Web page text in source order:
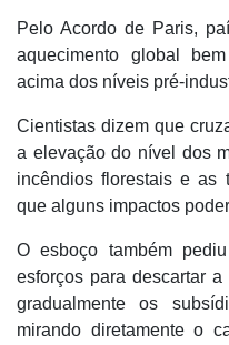
Pelo Acordo de Paris,
aquecimento global
acima dos níveis pré-
Cientistas dizem que
a elevação do nível dos
incêndios florestais e as
que alguns impactos
O esboço também
esforços para descartar
gradualmente os
mirando diretamente o